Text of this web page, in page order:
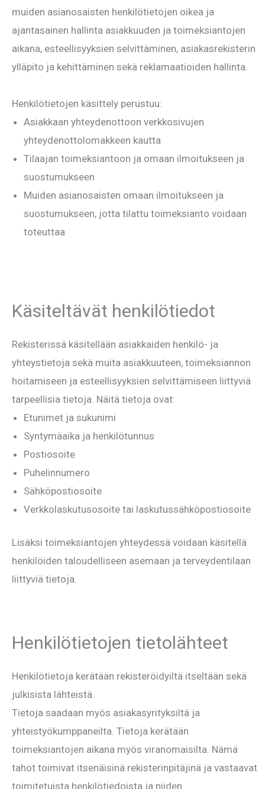
muiden asianosaisten henkilötietojen oikea ja
ajantasainen hallinta asiakkuuden ja toimeksiantojen
aikana, esteellisyyksien selvittäminen, asiakasrekisterin
ylläpito ja kehittäminen sekä reklamaatioiden hallinta.
Henkilötietojen käsittely perustuu:
Asiakkaan yhteydenottoon verkkosivujen
yhteydenottolomakkeen kautta
Tilaajan toimeksiantoon ja omaan ilmoitukseen ja
suostumukseen
Muiden asianosaisten omaan ilmoitukseen ja
suostumukseen, jotta tilattu toimeksianto voidaan
toteuttaa
Käsiteltävät henkilötiedot
Rekisterissä käsitellään asiakkaiden henkilö- ja
yhteystietoja sekä muita asiakkuuteen, toimeksiannon
hoitamiseen ja esteellisyyksien selvittämiseen liittyviä
tarpeellisia tietoja. Näitä tietoja ovat:
Etunimet ja sukunimi
Syntymäaika ja henkilötunnus
Postiosoite
Puhelinnumero
Sähköpostiosoite
Verkkolaskutusosoite tai laskutussähköpostiosoite
Lisäksi toimeksiantojen yhteydessä voidaan käsitellä
henkilöiden taloudelliseen asemaan ja terveydentilaan
liittyviä tietoja.
Henkilötietojen tietolähteet
Henkilötietoja kerätään rekisteröidyiltä itseltään sekä
julkisista lähteistä.
Tietoja saadaan myös asiakasyrityksiltä ja
yhteistyökumppaneilta. Tietoja kerätään
toimeksiantojen aikana myös viranomaisilta. Nämä
tahot toimivat itsenäisinä rekisterinpitäjinä ja vastaavat
toimitetuista henkilötiedoista ja niiden